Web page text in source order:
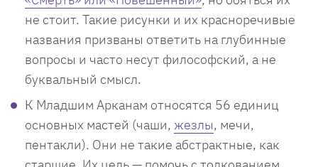
не стоит. Такие рисунки и их красноречивые
названия призваны ответить на глубинные
вопросы и часто несут философский, а не
буквальный смысл.
К Младшим Арканам относятся 56 единиц
основных мастей (чаши, жезлы, мечи,
пентакли). Они не такие абстрактные, как